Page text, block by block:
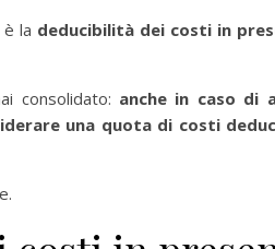
la deducibilità dei costi in
consolidato: anche in caso di
una quota di costi